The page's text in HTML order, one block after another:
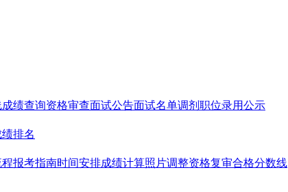
成绩查询资格审查面试公告面试名单调剂职位录用公示
绩排名
报考指南时间安排成绩计算照片调整资格复审合格分数线